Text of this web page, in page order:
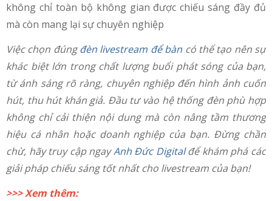
không chỉ toàn bộ không gian được chiếu sáng đầy đủ
mà còn mang lại sự chuyên nghiệp
Việc chọn đúngđèn livestream để bàn có thể tạo nên sự
khác biệt lớn trong chất lượng buổi phát sóng của bạn,
từ ánh sáng rõ ràng, chuyên nghiệp đến hình ảnh cuốn
hút, thu hút khán giả. Đầu tư vào hệ thống đèn phù hợp
không chỉ cải thiện nội dung mà còn nâng tầm thương
hiệu cá nhân hoặc doanh nghiệp của bạn. Đừng chần
chừ, hãy truy cập ngayAnh Đức Digitalđể khám phá các
giải pháp chiếu sáng tốt nhất cho livestream của bạn!
>>> Xem thêm: